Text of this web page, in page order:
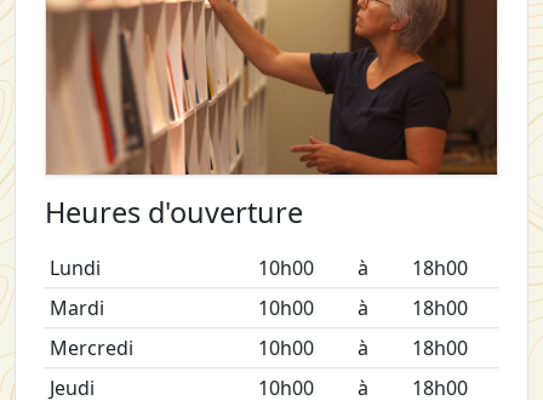
Heures d'ouverture
Lundi 10h00 à
18h00
Mardi
10h00 à
18h00
Mercredi
10h00 à
18h00
Jeudi
10h00 à
18h00